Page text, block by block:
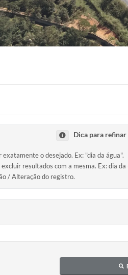
Dica para
o desejado. Ex: "dia da água".
resultados com a mesma. Ex: dia da
/ Alteração do registro.